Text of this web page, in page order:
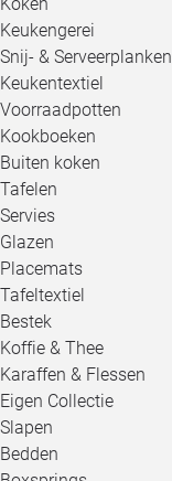
Keukengerei
Snij- & Serveerplanken
Keukentextiel
Voorraadpotten
Kookboeken
Buiten koken
Tafelen
Servies
Glazen
Placemats
Tafeltextiel
Bestek
Koffie & Thee
Karaffen & Flessen
Eigen Collectie
Slapen
Bedden